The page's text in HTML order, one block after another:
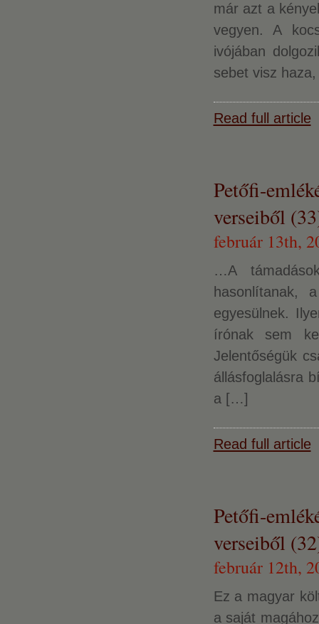
már azt a
vegyen. A
ivójában
sebet visz
Read full article
Petőfi-
verseiből
február 13th,
…A
hasonlítanak,
egyesülnek.
írónak sem
Jelentőségük
állásfoglalásra
a […]
Read full article
Petőfi-
verseiből
február 12th,
Ez a magyar
a saját